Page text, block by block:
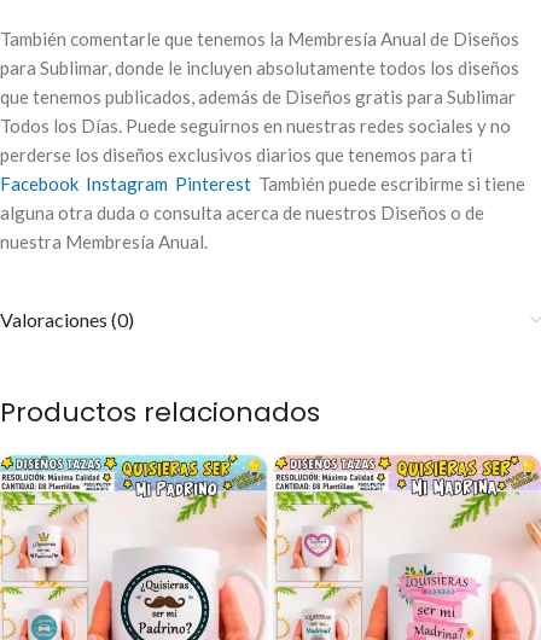
También comentarle que tenemos la Membresía Anual de Diseños
para Sublimar, donde le incluyen absolutamente todos los diseños
que tenemos publicados, además de Diseños gratis para Sublimar
Todos los Días. Puede seguirnos en nuestras redes sociales y no
perderse los diseños exclusivos diarios que tenemos para ti
Facebook Instagram Pinterest También puede escribirme si tiene
alguna otra duda o consulta acerca de nuestros Diseños o de
nuestra Membresía Anual.
Valoraciones (0)
Productos relacionados